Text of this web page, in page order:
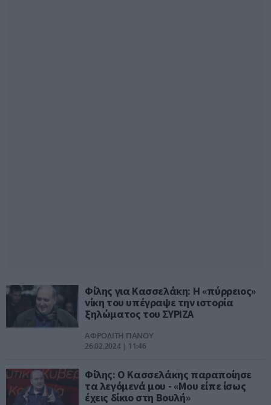
Φίλης για Κασσελάκη: Η «πύρρειος»
νίκη του υπέγραψε την ιστορία
ξηλώματος του ΣΥΡΙΖΑ
ΑΦΡΟΔΙΤΗ ΠΑΝΟΥ
26.02.2024 | 11:46
Φίλης: Ο Κασσελάκης παραποίησε
τα λεγόμενά μου - «Μου είπε ίσως
έχεις δίκιο στη Βουλή»